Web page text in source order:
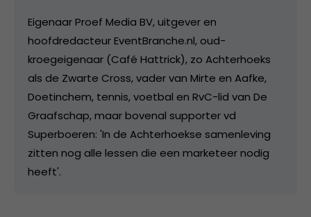
Eigenaar Proef Media BV, uitgever en
hoofdredacteur EventBranche.nl, oud-
kroegeigenaar (Café Hattrick), zo Achterhoeks
als de Zwarte Cross, vader van Mirte en Aafke,
Doetinchem, tennis, voetbal en RvC-lid van De
Graafschap, maar bovenal supporter vd
Superboeren: 'In de Achterhoekse samenleving
zitten nog alle lessen die een marketeer nodig
heeft'.